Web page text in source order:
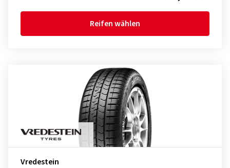
Reifen wählen
Vredestein